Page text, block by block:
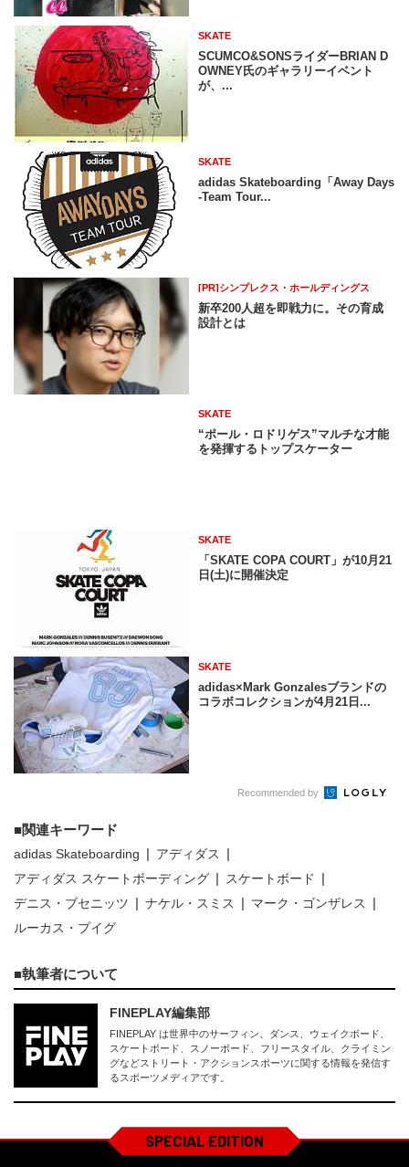
SKATE
SCUMCO&SONSライダーBRIAN D
OWNEY氏のギャラリーイベント
が、...
SKATE
adidas Skateboarding「Away Days
-Team Tour...
[PR]シンプレクス・ホールディングス
新卒200人超を即戦力に。その育成
設計とは
SKATE
“ポール・ロドリゲス”マルチな才能
を発揮するトップスケーター
SKATE
「SKATE COPA COURT」が10月21
日(土)に開催決定
SKATE
adidas×Mark Gonzalesブランドの
コラボコレクションが4月21日...
Recommended by
関連キーワード
adidas Skateboarding
アディダス
アディダス スケートボーディング
スケートボード
デニス・ブセニッツ
ナケル・スミス
マーク・ゴンザレス
ルーカス・プイグ
執筆者について
FINEPLAY編集部
FINEPLAY は世界中のサーフィン、ダンス、ウェイクボード、
スケートボード、スノーボード、フリースタイル、クライミン
グなどストリート・アクションスポーツに関する情報を発信す
るスポーツメディアです。
SPECIAL EDITION